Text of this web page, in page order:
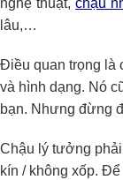
nghệ thuật,chậu
lâu,…
Điều quan trọng là
và hình dạng. Nó
bạn. Nhưng đừng
Chậu lý tưởng
kín / không xốp.